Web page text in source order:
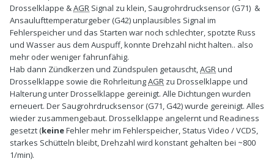
Drosselklappe &AGR Signal zu klein, Saugrohrdrucksensor (G71) &
Ansaulufttemperaturgeber (G42) unplausibles Signal im
Fehlerspeicher und das Starten war noch schlechter, spotzte Russ
und Wasser aus dem Auspuff, konnte Drehzahl nicht halten.. also
mehr oder weniger fahrunfähig.
Hab dann Zündkerzen und Zündspulen getauscht,AGRund
Drosselklappe sowie die RohrleitungAGR zu Drosselklappe und
Halterung unter Drosselklappe gereinigt. Alle Dichtungen wurden
erneuert. Der Saugrohrdrucksensor (G71, G42) wurde gereinigt. Alles
wieder zusammengebaut. Drosselklappe angelernt und Readiness
gesetzt (keineFehler mehr im Fehlerspeicher, Status Video / VCDS,
starkes Schütteln bleibt, Drehzahl wird konstant gehalten bei ~800
1/min).